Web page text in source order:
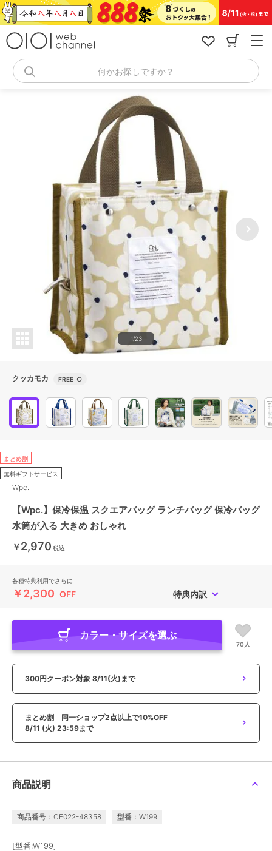
コ
ン
何かお探しですか？
1/23
クッカモカ FREE ○
まとめ割
無料ギフトサービス
Wpc.
【Wpc.】保冷保温 スクエアバッグ ランチバッグ 保冷バッグ
水筒が入る 大きめ おしゃれ
￥2,970 税込
各種特典利用でさらに
￥2,300 OFF 特典内訳
カラー・サイズを選ぶ
70人
300円クーポン対象 8/11(火)まで
まとめ割 同一ショップ2点以上で10%OFF
8/11 (火) 23:59まで
商品説明
商品番号：CF022-48358 型番：W199
[型番:W199]